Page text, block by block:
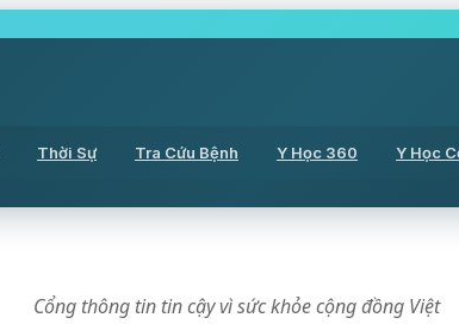
Thời Sự Tra Cứu Bệnh Y Học 360 Y Học
Cổng thông tin tin cậy vì sức khỏe cộng đồng Việt